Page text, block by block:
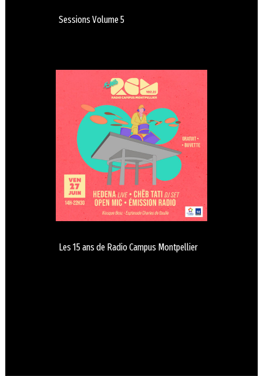
Sessions Volume 5
Les 15 ans de Radio Campus Montpellier